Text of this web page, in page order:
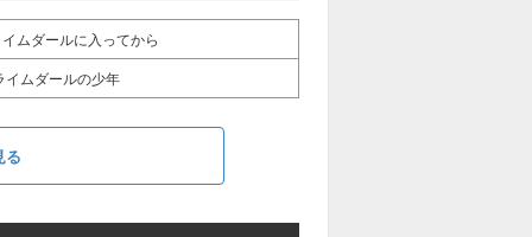
ムダールに入ってから
イムダールの少年
る